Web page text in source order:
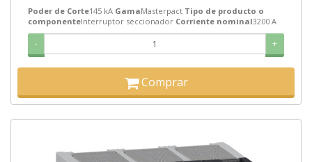
Poder de Corte145 kA GamaMasterpact Tipo de producto o
componenteInterruptor seccionador Corriente nominal3200 A
- +
Comprar